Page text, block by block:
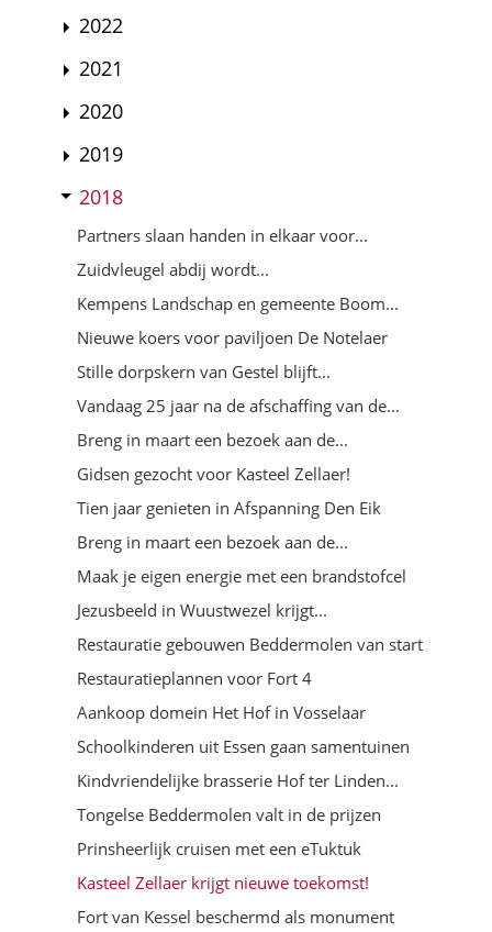
2022
2021
2020
2019
2018
Partners slaan handen in elkaar voor...
Zuidvleugel abdij wordt...
Kempens Landschap en gemeente Boom...
Nieuwe koers voor paviljoen De Notelaer
Stille dorpskern van Gestel blijft...
Vandaag 25 jaar na de afschaffing van de...
Breng in maart een bezoek aan de...
Gidsen gezocht voor Kasteel Zellaer!
Tien jaar genieten in Afspanning Den Eik
Breng in maart een bezoek aan de...
Maak je eigen energie met een brandstofcel
Jezusbeeld in Wuustwezel krijgt...
Restauratie gebouwen Beddermolen van start
Restauratieplannen voor Fort 4
Aankoop domein Het Hof in Vosselaar
Schoolkinderen uit Essen gaan samentuinen
Kindvriendelijke brasserie Hof ter Linden...
Tongelse Beddermolen valt in de prijzen
Prinsheerlijk cruisen met een eTuktuk
Kasteel Zellaer krijgt nieuwe toekomst!
Fort van Kessel beschermd als monument